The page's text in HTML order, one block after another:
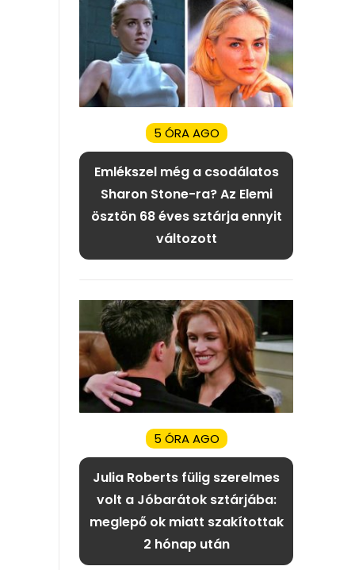
5 ÓRA AGO
Emlékszel még a csodálatos
Sharon Stone-ra? Az Elemi
ösztön 68 éves sztárja ennyit
változott
5 ÓRA AGO
Julia Roberts fülig szerelmes
volt a Jóbarátok sztárjába:
meglepő ok miatt szakítottak
2 hónap után